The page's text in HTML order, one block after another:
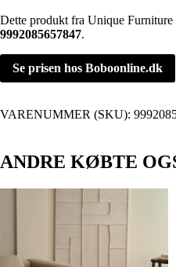
Dette produkt fra Unique Furniture
9992085657847.
Se prisen hos Boboonline.dk
VARENUMMER (SKU):
ANDRE KØBTE